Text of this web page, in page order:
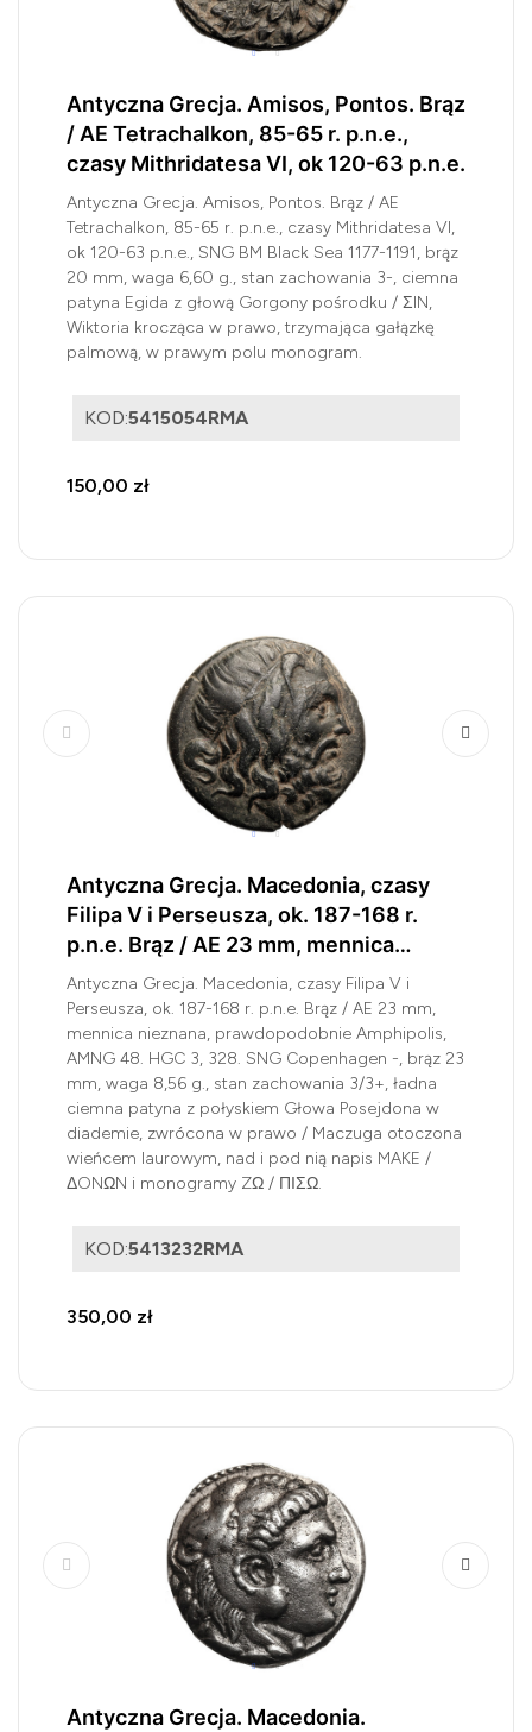
Antyczna Grecja. Amisos, Pontos. Brąz
/ AE Tetrachalkon, 85-65 r. p.n.e.,
czasy Mithridatesa VI, ok 120-63 p.n.e.
Antyczna Grecja. Amisos, Pontos. Brąz / AE
Tetrachalkon, 85-65 r. p.n.e., czasy Mithridatesa VI,
ok 120-63 p.n.e., SNG BM Black Sea 1177-1191, brąz
20 mm, waga 6,60 g., stan zachowania 3-, ciemna
patyna Egida z głową Gorgony pośrodku / ΣIN,
Wiktoria krocząca w prawo, trzymająca gałązkę
palmową, w prawym polu monogram.
KOD:5415054RMA
150,00 zł
Antyczna Grecja. Macedonia, czasy
Filipa V i Perseusza, ok. 187-168 r.
p.n.e. Brąz / AE 23 mm, mennica
Amphipolis?
Antyczna Grecja. Macedonia, czasy Filipa V i
Perseusza, ok. 187-168 r. p.n.e. Brąz / AE 23 mm,
mennica nieznana, prawdopodobnie Amphipolis,
AMNG 48. HGC 3, 328. SNG Copenhagen -, brąz 23
mm, waga 8,56 g., stan zachowania 3/3+, ładna
ciemna patyna z połyskiem Głowa Posejdona w
diademie, zwrócona w prawo / Maczuga otoczona
wieńcem laurowym, nad i pod nią napis MAKE /
ΔONΩN i monogramy ZΩ / ΠΙΣΩ.
KOD:5413232RMA
350,00 zł
Antyczna Grecja. Macedonia.